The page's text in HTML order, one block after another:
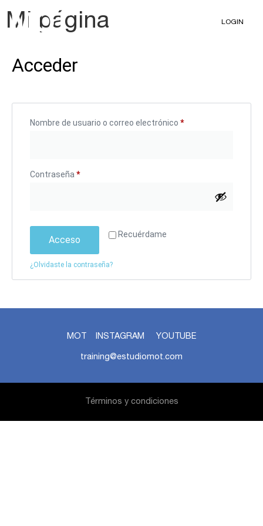
LOGIN
Mi página
Acceder
Nombre de usuario o correo electrónico *
Contraseña *
Recuérdame
Acceso
¿Olvidaste la contraseña?
MOT INSTAGRAM YOUTUBE
training@estudiomot.com
Términos y condiciones